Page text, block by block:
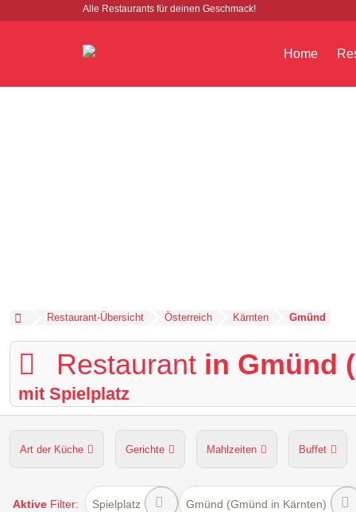
Alle Restaurants für deinen Geschmack!
Home
Restaurant-Übersicht Österreich Kärnten Gmünd
Restaurant in Gmünd
mit Spielplatz
Art der Küche Gerichte Mahlzeiten Buffet
Hunde erlaubt Kapazität Sitzplätze im Freien
Aktive Filter: Spielplatz Gmünd (Gmünd in Kärnten)